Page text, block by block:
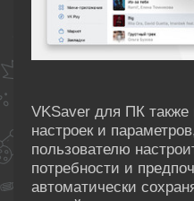
VKSaver для ПК также
настроек и
пользователю
потребности и
автоматически